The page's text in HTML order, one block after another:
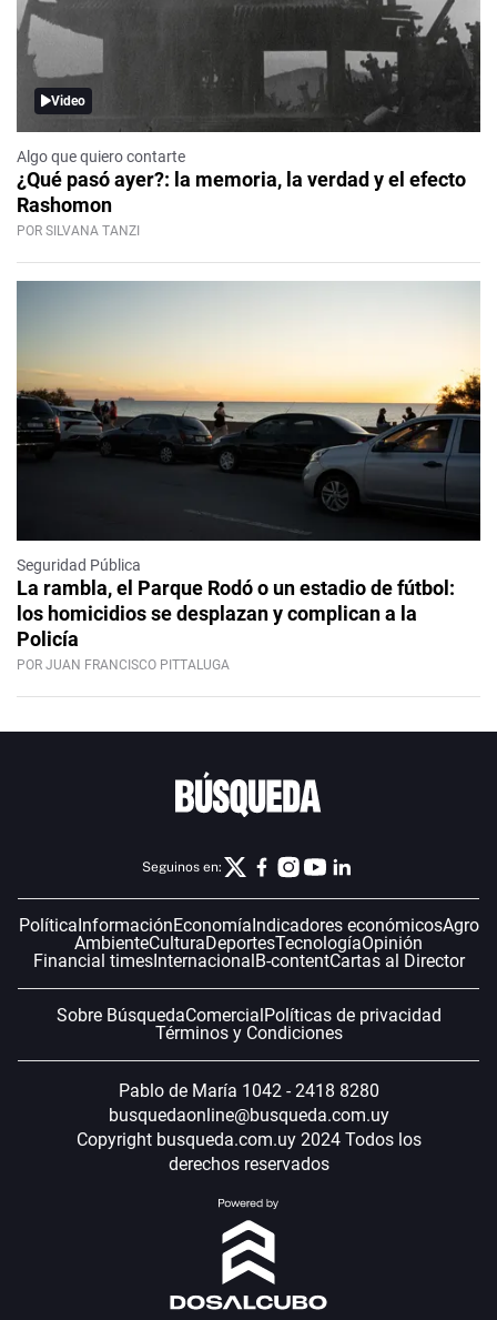
Video
Algo que quiero contarte
¿Qué pasó ayer?: la memoria, la verdad y el efecto
Rashomon
POR SILVANA TANZI
Seguridad Pública
La rambla, el Parque Rodó o un estadio de fútbol:
los homicidios se desplazan y complican a la
Policía
POR JUAN FRANCISCO PITTALUGA
Seguinos en:
Política InformaciónEconomía Indicadores económicosAgro
AmbienteCulturaDeportesTecnologíaOpinión
Financial timesInternacional B-contentCartas al Director
Sobre BúsquedaComercial Políticas de privacidad
Términos y Condiciones
Pablo de María 1042 - 2418 8280
busquedaonline@busqueda.com.uy
Copyright busqueda.com.uy 2024 Todos los
derechos reservados